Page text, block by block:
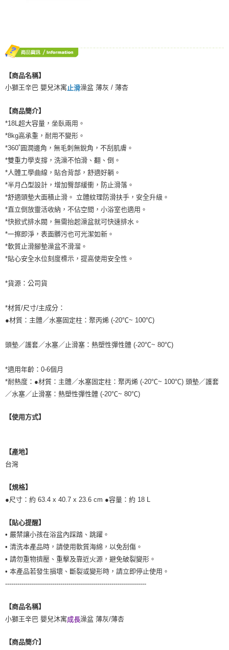
【商品名稱】
小獅王辛巴 嬰兒沐寓止滑澡盆 薄灰 / 薄杏
【商品簡介】
*18L超大容量，坐臥兩用。
*8kg高承重，耐用不變形。
*360˚圓潤邊角，無毛刺無銳角，不刮肌膚。
*雙重力學支撐，洗澡不怕滑、翻、倒。
*人體工學曲線，貼合背部，舒適好躺。
*半月凸型設計，增加臀部緩衝，防止滑落。
*舒適頭墊大面積止滑。 立體紋理防滑扶手，安全升級。
*直立倒放靈活收納，不佔空間，小浴室也適用。
*快掀式排水閥，無需抬起澡盆就可快速排水。
*一擦即淨，表面髒污也可光潔如新。
*軟質止滑腳墊澡盆不滑溜。
*貼心安全水位刻度標示，提高使用安全性。
*貨源：公司貨
*材質/尺寸/主成分：
●材質：主體／水塞固定柱：聚丙烯 (-20℃~ 100℃)
頭墊／護套／水塞／止滑塞：熱塑性彈性體 (-20℃~ 80℃)
*適用年齡：0-6個月
*耐熱度：●材質：主體／水塞固定柱：聚丙烯 (-20℃~ 100℃) 頭墊／護套
／水塞／止滑塞：熱塑性彈性體 (-20℃~ 80℃)
【使用方式】
【產地】
台灣
【規格】
●尺寸：約 63.4 x 40.7 x 23.6 cm ●容量：約 18 L
【貼心提醒】
• 嚴禁讓小孩在浴盆內踩踏、跳躍。
• 清洗本產品時，請使用軟質海綿，以免刮傷。
• 請勿重物擠壓、重擊及靠近火源，避免破裂變形。
• 本產品若發生損壞、斷裂或變形時，請立即停止使用。
---------------------------------------------------------------------
【商品名稱】
小獅王辛巴 嬰兒沐寓成長澡盆 薄灰/薄杏
【商品簡介】